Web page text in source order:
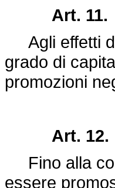
Art. 11.
Agli effetti
grado di
promozioni
Art. 12.
Fino alla
essere